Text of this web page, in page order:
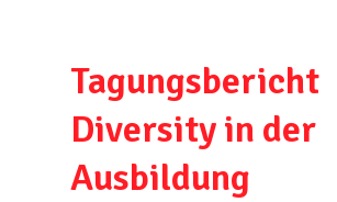
Tagungsbericht
Diversity in der
Ausbildung